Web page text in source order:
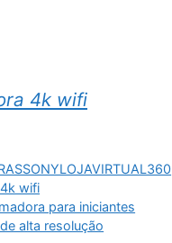
4k wifi
wifi
para iniciantes
alta resolução